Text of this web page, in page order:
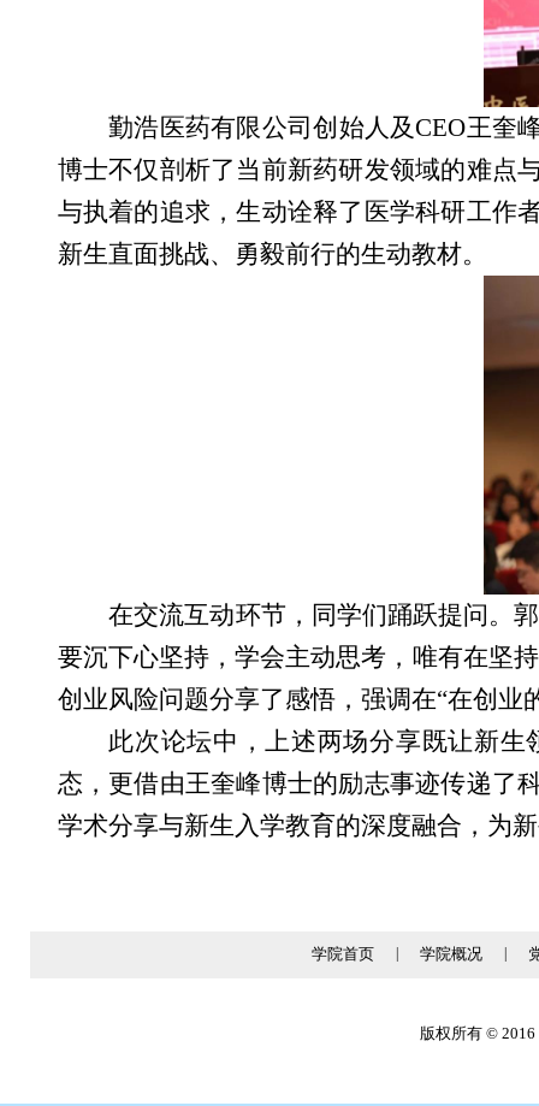
勤浩医药有限公司创始人及CEO王奎
博士不仅剖析了当前新药研发领域的难点
与执着的追求，生动诠释了医学科研工作
新生直面挑战、勇毅前行的生动教材。
在交流互动环节，同学们踊跃提问。
要沉下心坚持，学会主动思考，唯有在坚
创业风险问题分享了感悟，强调在“在创
此次论坛中，上述两场分享既让新
态，更借由王奎峰博士的励志事迹传递了
学术分享与新生入学教育的深度融合，为
学院首页 学院概况
版权所有 © 2016